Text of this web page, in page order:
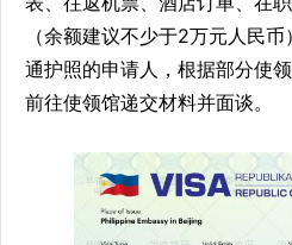
（余额建议不少于2万元人民
通护照的申请人，根据部分使
前往使领馆递交材料并面谈。